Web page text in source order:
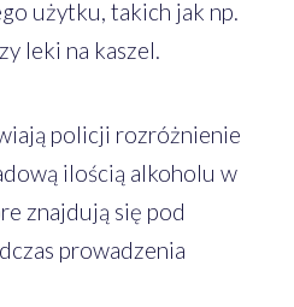
użytku, takich jak np.
leki na kaszel.
policji rozróżnienie
ilością alkoholu w
znajdują się pod
prowadzenia